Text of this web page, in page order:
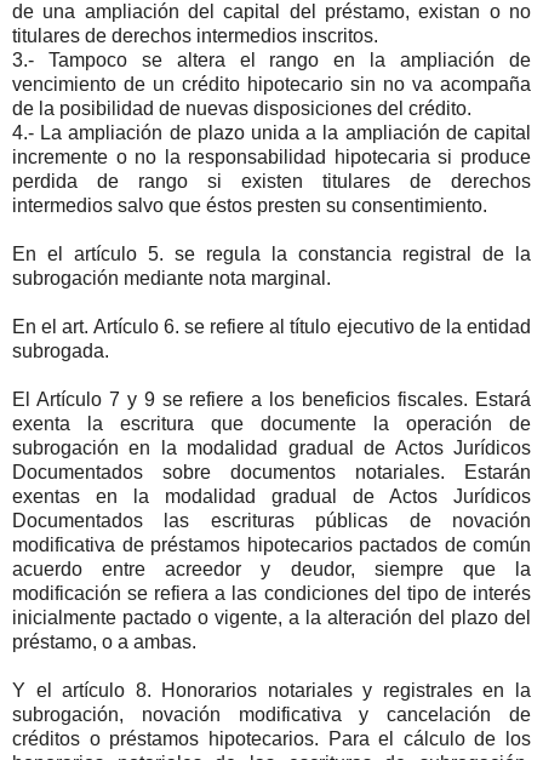
de una ampliación del capital del préstamo, existan o no
titulares de derechos intermedios inscritos.
3.- Tampoco se altera el rango en la ampliación de
vencimiento de un crédito hipotecario sin no va acompaña
de la posibilidad de nuevas disposiciones del crédito.
4.- La ampliación de plazo unida a la ampliación de capital
incremente o no la responsabilidad hipotecaria si produce
perdida de rango si existen titulares de derechos
intermedios salvo que éstos presten su consentimiento.
En el artículo 5. se regula la constancia registral de la
subrogación mediante nota marginal.
En el art. Artículo 6. se refiere al título ejecutivo de la entidad
subrogada.
El Artículo 7 y 9 se refiere a los beneficios fiscales. Estará
exenta la escritura que documente la operación de
subrogación en la modalidad gradual de Actos Jurídicos
Documentados sobre documentos notariales. Estarán
exentas en la modalidad gradual de Actos Jurídicos
Documentados las escrituras públicas de novación
modificativa de préstamos hipotecarios pactados de común
acuerdo entre acreedor y deudor, siempre que la
modificación se refiera a las condiciones del tipo de interés
inicialmente pactado o vigente, a la alteración del plazo del
préstamo, o a ambas.
Y el artículo 8. Honorarios notariales y registrales en la
subrogación, novación modificativa y cancelación de
créditos o préstamos hipotecarios. Para el cálculo de los